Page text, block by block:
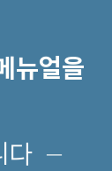
뉴얼을
다 ─